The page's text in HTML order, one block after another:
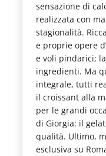
sensazione di
realizzata con
stagionalità.
e proprie opere
e voli pindarici;
ingredienti. Ma
integrale, tutti
il croissant alla
per le grandi
di Giorgia: il
qualità. Ultimo,
esclusiva su